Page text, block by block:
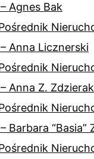
Agnes Bak
Anna Licznerski
Anna Z. Zdzierak
Barbara “Basia”